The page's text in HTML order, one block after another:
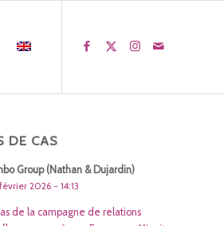
DE CAS
Group (Nathan & Dujardin)
2026 - 14:13
de la campagne de relations